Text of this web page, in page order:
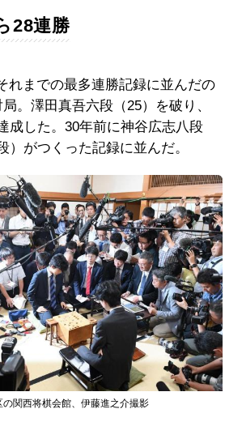
28連勝
までの最多連勝記録に並んだの
。澤田真吾六段（25）を破り、
成した。30年前に神谷広志八段
）がつくった記録に並んだ。
関西将棋会館、伊藤進之介撮影